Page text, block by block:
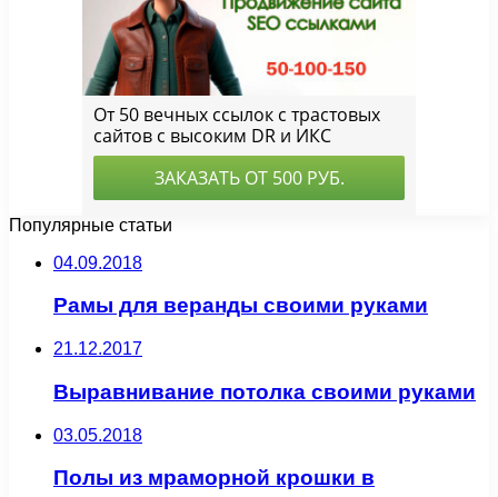
Популярные статьи
04.09.2018
Рамы для веранды своими руками
21.12.2017
Выравнивание потолка своими руками
03.05.2018
Полы из мраморной крошки в